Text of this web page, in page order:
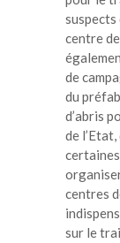
centre
de
du
d’abris
de
centres
sur le